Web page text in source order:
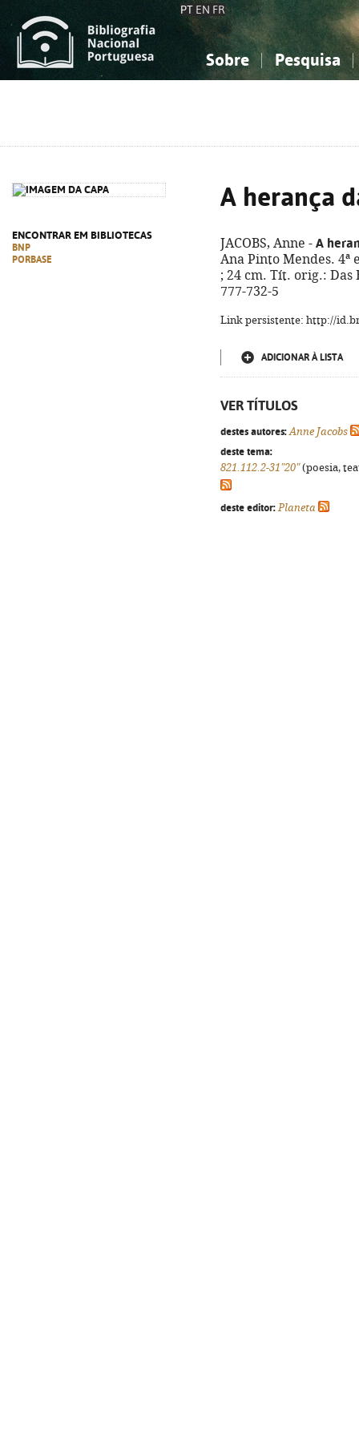
PT EN FR
Sobre Pesquisa
ENCONTRAR EM BIBLIOTECAS
BNP
PORBASE
A herança
JACOBS, Anne - A
Ana Pinto Mendes. 4ª
; 24 cm. Tít. orig.: Das
777-732-5
Link persistente: http://
ADICIONAR À LISTA
VER TÍTULOS
destes autores: Anne Jacobs
deste tema:
821.112.2-31"20"(poesia,
deste editor: Planeta